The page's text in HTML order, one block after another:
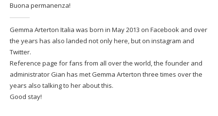
Buona permanenza!
Gemma Arterton Italia was born in May 2013 on Facebook and over
the years has also landed not only here, but on instagram and
Twitter.
Reference page for fans from all over the world, the founder and
administrator Gian has met Gemma Arterton three times over the
years also talking to her about this.
Good stay!